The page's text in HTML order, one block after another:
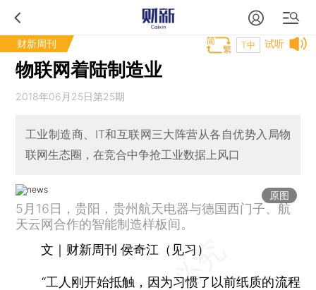
财新周刊 试听
T中
物联网着陆制造业
2018年06月25日第25期
工业制造商、IT和互联网三大阵营从各自优势入局物
联网生态圈，在竞合中争抢工业数据上风口
原图
5月16日，贵阳，贵州航天电器与德国西门子、航
天云网合作的智能制造样板间。
文｜财新周刊 侯奇江（见习）
“工人刚开始抵触，因为习惯了以前纸质的流程